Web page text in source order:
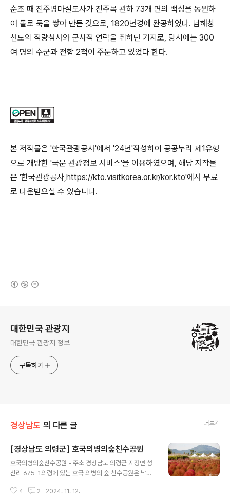
순조 때 진주병마절도사가 진주목 관하 73개 면의 백성을 동원하
여 돌로 둑을 쌓아 만든 것으로, 1820년경에 완공하였다. 남해창
선도의 적량첨사와 군사적 연락을 취하던 기지로, 당시에는 300
여 명의 수군과 전함 2척이 주둔하고 있었다 한다.
본 저작물은 '한국관광공사'에서 '24년'작성하여 공공누리 제1유형
으로 개방한 '국문 관광정보 서비스'을 이용하였으며, 해당 저작물
은 '한국관광공사,https://kto.visitkorea.or.kr/kor.kto'에서 무료
로 다운받으실 수 있습니다.
대한민국 관광지
대한민국 관광지 정보
구독하기
경상남도 의 다른 글 더보기
[경상남도 의령군] 호국의병의숲친수공원
호국의병의숲친수공원 - 주소 경상남도 의령군 지정면 성
산리 675-1의령에 있는 호국 의병의 숲 친수공원은 낙동
이 의병을 이끌고 첫 승리를 한 곳이다. 이곳에 아름다운 수
4 2 2024. 11. 12.